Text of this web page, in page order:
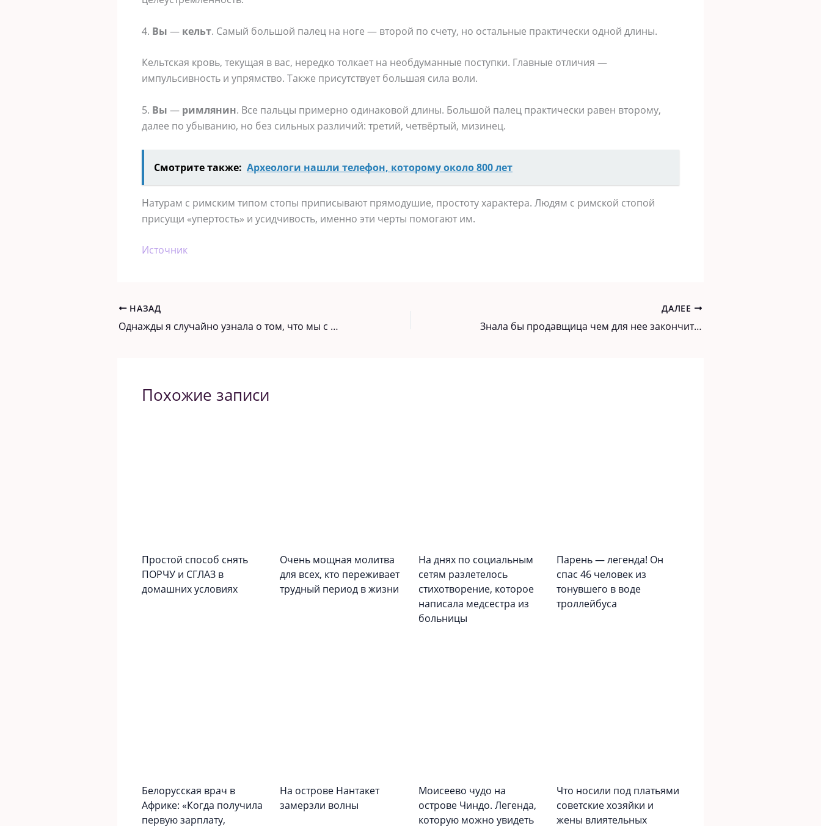
4. Вы — кельт. Самый большой палец на ноге — второй по счету, но остальные практически одной длины.
Кельтская кровь, текущая в вас, нередко толкает на необдуманные поступки. Главные отличия —
импульсивность и упрямство. Также присутствует большая сила воли.
5. Вы — римлянин. Все пальцы примерно одинаковой длины. Большой палец практически равен второму,
далее по убыванию, но без сильных различий: третий, четвёртый, мизинец.
Смотрите также: Археологи нашли телефон, которому около 800 лет
Натурам с римским типом стопы приписывают прямодушие, простоту характера. Людям с римской стопой
присущи «упертость» и усидчивость, именно эти черты помогают им.
Источник
НАЗАД
Однажды я случайно узнала о том, что мы с супругом уже давно в разводе
ДАЛЕЕ
Знала бы продавщица чем для нее закончится обман пожилой покупательницы
Похожие записи
Простой способ снять
ПОРЧУ и СГЛАЗ в
домашних условиях
Очень мощная молитва
для всех, кто переживает
трудный период в жизни
На днях по социальным
сетям разлетелось
стихотворение, которое
написала медсестра из
больницы
Парень — легенда! Он
спас 46 человек из
тонувшего в воде
троллейбуса
Белорусская врач в
Африке: «Когда получила
первую зарплату,
На острове Нантакет
замерзли волны
Моисеево чудо на
острове Чиндо. Легенда,
которую можно увидеть
Что носили под платьями
советские хозяйки и
жены влиятельных